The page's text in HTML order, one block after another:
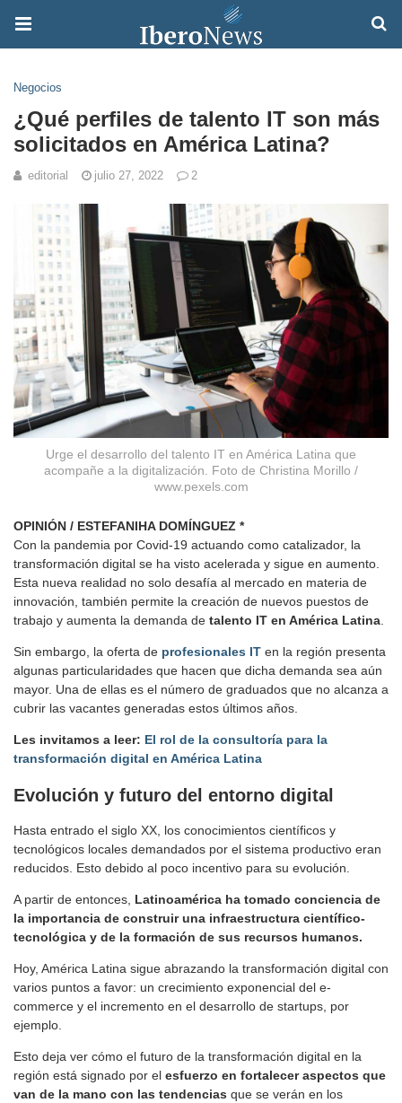
Negocios
¿Qué perfiles de talento IT son más
solicitados en América Latina?
editorial julio 27, 2022 2
Urge el desarrollo del talento IT en América Latina que
acompañe a la digitalización. Foto de Christina Morillo /
www.pexels.com
OPINIÓN / ESTEFANIHA DOMÍNGUEZ *
Con la pandemia por Covid-19 actuando como catalizador, la
transformación digital se ha visto acelerada y sigue en aumento.
Esta nueva realidad no solo desafía al mercado en materia de
innovación, también permite la creación de nuevos puestos de
trabajo y aumenta la demanda de talento IT en América Latina
Sin embargo, la oferta de profesionales IT en la región presenta
algunas particularidades que hacen que dicha demanda sea aún
mayor. Una de ellas es el número de graduados que no alcanza a
cubrir las vacantes generadas estos últimos años.
Les invitamos a leer: El rol de la consultoría para la
transformación digital en América Latina
Evolución y futuro del entorno digital
Hasta entrado el siglo XX, los conocimientos científicos y
tecnológicos locales demandados por el sistema productivo eran
reducidos. Esto debido al poco incentivo para su evolución.
A partir de entonces, Latinoamérica ha tomado conciencia de
la importancia de construir una infraestructura científico-
tecnológica y de la formación de sus recursos humanos.
Hoy, América Latina sigue abrazando la transformación digital con
varios puntos a favor: un crecimiento exponencial del e-
commerce y el incremento en el desarrollo de startups, por
ejemplo.
Esto deja ver cómo el futuro de la transformación digital en la
región está signado por el esfuerzo en fortalecer aspectos que
van de la mano con las tendencias que se verán en los